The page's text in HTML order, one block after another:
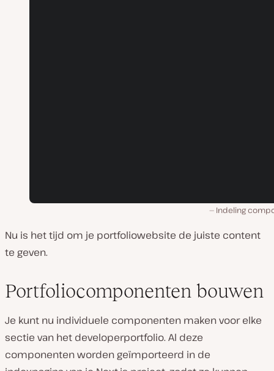
Indeling
Nu is het tijd om je portfoliowebsite de juiste content
te geven.
Portfoliocomponenten bouwen
Je kunt nu individuele componenten maken voor elke
sectie van het developerportfolio. Al deze
componenten worden geïmporteerd in de